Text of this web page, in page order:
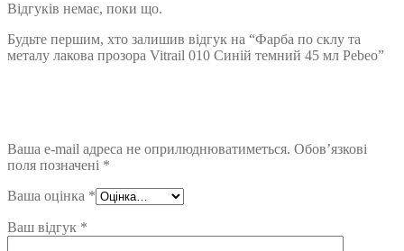
Відгуків немає, поки що.
Будьте першим, хто залишив відгук на “Фарба по склу та
металу лакова прозора Vitrail 010 Синій темний 45 мл Pebeo”
Ваша e-mail адреса не оприлюднюватиметься. Обов’язкові
поля позначені *
Ваша оцінка *
Ваш відгук *